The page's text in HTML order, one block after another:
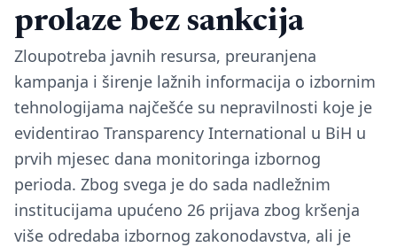
O nama
Impressum
Kontakt
prolaze bez sankcija
Zloupotreba javnih resursa, preuranjena
kampanja i širenje lažnih informacija o izbornim
tehnologijama najčešće su nepravilnosti koje je
evidentirao Transparency International u BiH u
prvih mjesec dana monitoringa izbornog
perioda. Zbog svega je do sada nadležnim
institucijama upućeno 26 prijava zbog kršenja
više odredaba izbornog zakonodavstva, ali je